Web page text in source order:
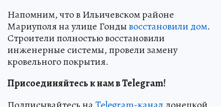
Напомним, что в Ильичевском районе
Мариуполя на улице Гондывосстановили дом.
Строители полностью восстановили
инженерные системы, провели замену
кровельного покрытия.
Присоединяйтесь к нам в Telegram!